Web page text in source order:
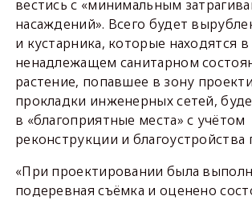
вестись с «минимальным
насаждений». Всего будет
и кустарника, которые находятся в
ненадлежащем санитарном
растение, попавшее в зону
прокладки инженерных сетей,
в «благоприятные места» с учётом
реконструкции и благоустройства
«При проектировании была
подеревная съёмка и оценено